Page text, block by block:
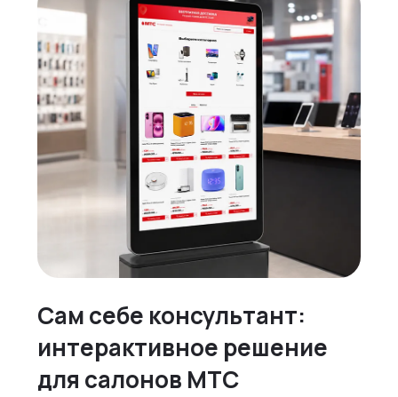
Сам себе консультант:
интерактивное решение
для салонов МТС